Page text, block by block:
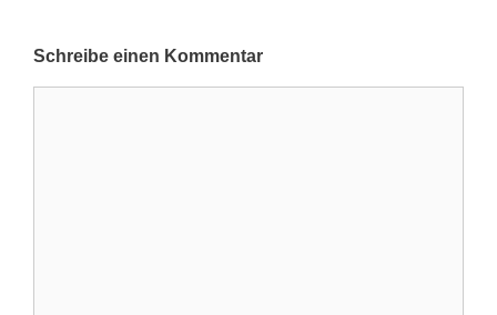
Schreibe einen Kommentar